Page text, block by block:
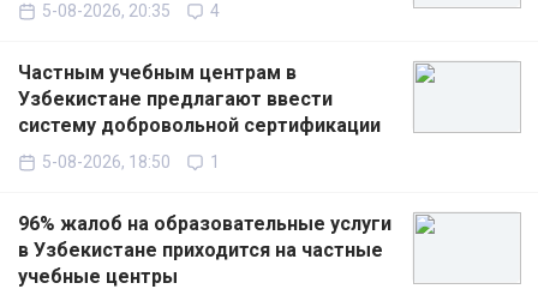
5-08-2026, 20:35 4
Частным учебным центрам в
Узбекистане предлагают ввести
систему добровольной сертификации
5-08-2026, 18:50 1
96% жалоб на образовательные услуги
в Узбекистане приходится на частные
учебные центры